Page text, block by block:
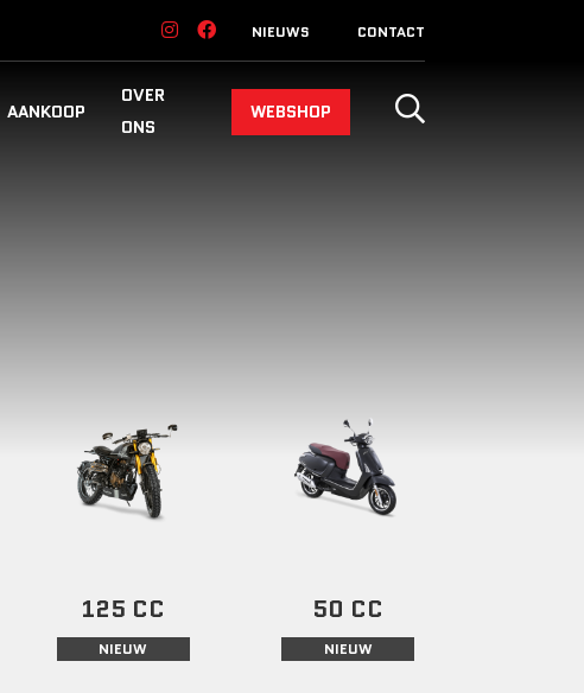
NIEUWS CONTACT
AANKOOP
OVER
ONS
WEBSHOP
125 CC
NIEUW
50 CC
NIEUW